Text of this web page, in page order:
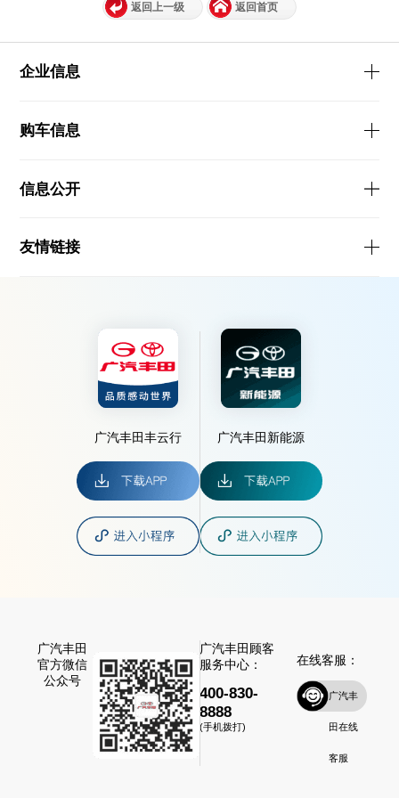
返回上一级 返回首页
企业信息
购车信息
信息公开
友情链接
广汽丰田丰云行 广汽丰田新能源
广汽丰田
官方微信
公众号
广汽丰田顾客
服务中心：
400-830-
8888
(手机拨打)
在线客服：
广汽丰
田在线
客服